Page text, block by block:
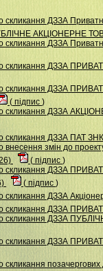
ДЗЗА
АКЦІОНЕРНЕ
ДЗЗА
скликання ДЗЗА
скликання ДЗЗА
( підпис )
скликання ДЗЗА
скликання ДЗЗА ПАТ
внесення змін до
( підпис )
скликання ДЗЗА
( підпис )
ДЗЗА
скликання ДЗЗА
скликання ДЗЗА
скликання ДЗЗА
скликання